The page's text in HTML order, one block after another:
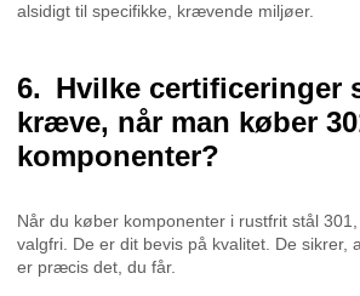
alsidigt til specifikke, krævende miljøer.
Hvilke certificeringer
kræve, når man køber
komponenter?
Når du køber komponenter i rustfrit stål
valgfri. De er dit bevis på kvalitet. De sikrer,
er præcis det, du får.